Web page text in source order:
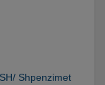
Shpenzimet